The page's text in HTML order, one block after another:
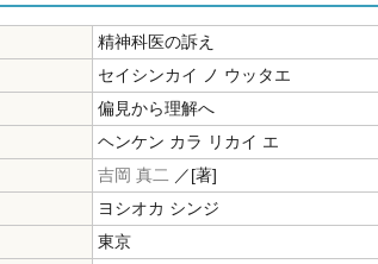
精神科医の訴え
セイシンカイ ノ ウッタエ
偏見から理解へ
ヘンケン カラ リカイ エ
吉岡 真二 ／[著]
ヨシオカ シンジ
東京